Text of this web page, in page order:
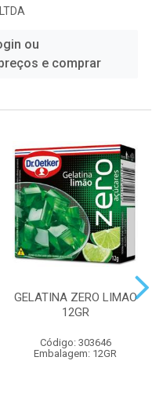
ou
e comprar
GELATINA ZERO LIMAO
12GR
Código: 303646
Embalagem: 12GR